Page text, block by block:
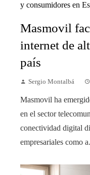
Masmovil
internet de
país
Sergio Montalbá
Masmovil ha
en el sector
conectividad digital
empresariales como